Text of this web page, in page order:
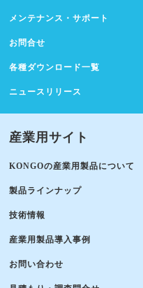
メンテナンス・サポート
お問合せ
各種ダウンロード一覧
ニュースリリース
産業用サイト
KONGOの産業用製品について
製品ラインナップ
技術情報
産業用製品導入事例
お問い合わせ